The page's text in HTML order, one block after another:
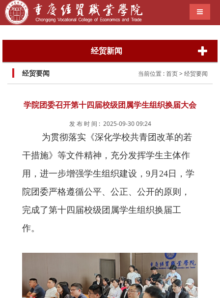
导航切
经贸新闻
经贸要闻 当前位置 :首页> 经贸要闻
学院团委召开第十四届校级团属学生组织换届大会
发 布 时 间 : 2025-09-30 09:24
为贯彻落实《深化学校共青团改革的若
干措施》等文件精神，充分发挥学生主体作
用，进一步增强学生组织建设，9月24日，学
院团委严格遵循公平、公正、公开的原则，
完成了第十四届校级团属学生组织换届工
作。